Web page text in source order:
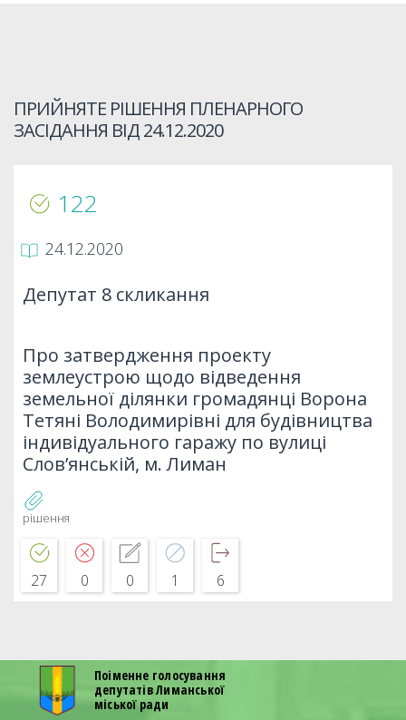
ПРИЙНЯТЕ РІШЕННЯ ПЛЕНАРНОГО
ЗАСІДАННЯ ВІД24.12.2020
122
24.12.2020
Депутат 8 скликання
Про затвердження проекту
землеустрою щодо відведення
земельної ділянки громадянці Ворона
Тетяні Володимирівні для будівництва
індивідуального гаражу по вулиці
Слов’янській, м. Лиман
рішення
27 0 0 1 6
Поіменне голосування
депутатів Лиманської
міської ради